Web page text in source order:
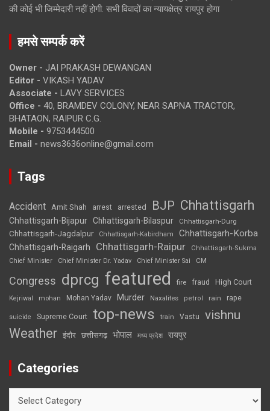
की कोई भी जिम्मेदारी नहीं होगी. सभी विवादों का न्यायक्षेत्र रायपुर होगा
हमसे सम्पर्क करें
Owner - JAI PRAKASH DEWANGAN
Editor - VIKASH YADAV
Associate - LAVY SERVICES
Office - 40, BRAMDEV COLONY, NEAR SAPNA TRACTOR,
BHATAON, RAIPUR C.G.
Mobile - 9753444500
Email - news3636online@gmail.com
Tags
Accident Amit Shah arrest arrested BJP Chhattisgarh
Chhattisgarh-Bijapur Chhattisgarh-Bilaspur Chhattisgarh-Durg
Chhattisgarh-Jagdalpur Chhattisgarh-Kabirdham Chhattisgarh-Korba
Chhattisgarh-Raigarh Chhattisgarh-Raipur
Chhattisgarh-Sukma
Chief Minister
Chief Minister Dr. Yadav Chief Minister Sai CM
Congress dprcg featured fire fraud High Court
Kejriwal mohan Mohan Yadav Murder Naxalites petrol rain rape
suicide Supreme Court top-news train Vastu vishnu
Weather इंदौर छत्तीसगढ़ भोपाल मध्य प्रदेश रायपुर
Categories